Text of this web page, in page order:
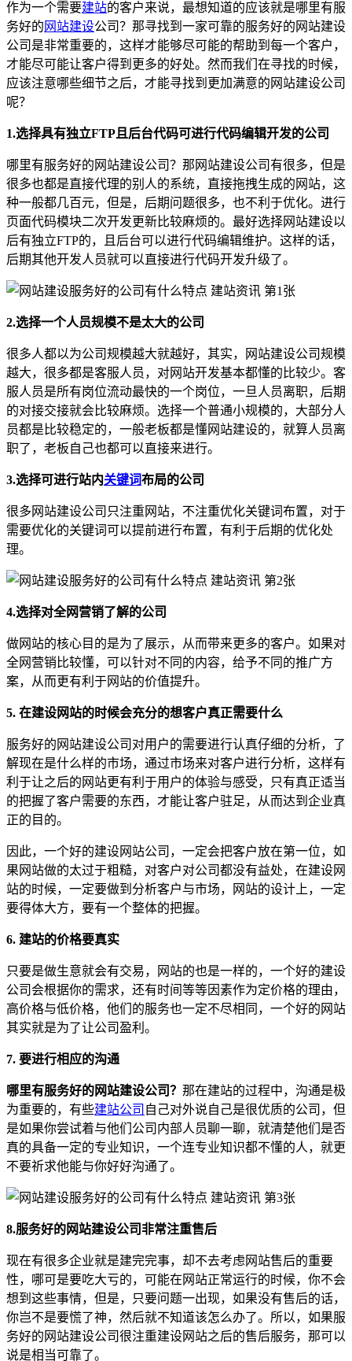
作为一个需要建站的客户来说，最想知道的应该就是哪里有服
务好的 网站建设公司？那寻找到一家可靠的服务好的网站建设
公司是非常重要的，这样才能够尽可能的帮助到每一个客户，
才能尽可能让客户得到更多的好处。然而我们在寻找的时候，
应该注意哪些细节之后，才能寻找到更加满意的网站建设公司
呢？
1.选择具有独立FTP且后台代码可进行代码编辑开发的公司
哪里有服务好的网站建设公司？那网站建设公司有很多，但是
很多也都是直接代理的别人的系统，直接拖拽生成的网站，这
种一般都几百元，但是，后期问题很多，也不利于优化。进行
页面代码模块二次开发更新比较麻烦的。最好选择网站建设以
后有独立FTP的，且后台可以进行代码编辑维护。这样的话，
后期其他开发人员就可以直接进行代码开发升级了。
2.选择一个人员规模不是太大的公司
很多人都以为公司规模越大就越好，其实，网站建设公司规模
越大，很多都是客服人员，对网站开发基本都懂的比较少。客
服人员是所有岗位流动最快的一个岗位，一旦人员离职，后期
的对接交接就会比较麻烦。选择一个普通小规模的，大部分人
员都是比较稳定的，一般老板都是懂网站建设的，就算人员离
职了，老板自己也都可以直接来进行。
3.选择可进行站内关键词布局的公司
很多网站建设公司只注重网站，不注重优化关键词布置，对于
需要优化的关键词可以提前进行布置，有利于后期的优化处
理。
4.选择对全网营销了解的公司
做网站的核心目的是为了展示，从而带来更多的客户。如果对
全网营销比较懂，可以针对不同的内容，给予不同的推广方
案，从而更有利于网站的价值提升。
5. 在建设网站的时候会充分的想客户真正需要什么
服务好的网站建设公司对用户的需要进行认真仔细的分析，了
解现在是什么样的市场，通过市场来对客户进行分析，这样有
利于让之后的网站更有利于用户的体验与感受，只有真正适当
的把握了客户需要的东西，才能让客户驻足，从而达到企业真
正的目的。
因此，一个好的建设网站公司，一定会把客户放在第一位，如
果网站做的太过于粗糙，对客户对公司都没有益处，在建设网
站的时候，一定要做到分析客户与市场，网站的设计上，一定
要得体大方，要有一个整体的把握。
6. 建站的价格要真实
只要是做生意就会有交易，网站的也是一样的，一个好的建设
公司会根据你的需求，还有时间等等因素作为定价格的理由，
高价格与低价格，他们的服务也一定不尽相同，一个好的网站
其实就是为了让公司盈利。
7. 要进行相应的沟通
哪里有服务好的网站建设公司？ 那在建站的过程中，沟通是极
为重要的，有些建站公司 自己对外说自己是很优质的公司，但
是如果你尝试着与他们公司内部人员聊一聊，就清楚他们是否
真的具备一定的专业知识，一个连专业知识都不懂的人，就更
不要祈求他能与你好好沟通了。
8.服务好的网站建设公司非常注重售后
现在有很多企业就是建完完事，却不去考虑网站售后的重要
性，哪可是要吃大亏的，可能在网站正常运行的时候，你不会
想到这些事情，但是，只要问题一出现，如果没有售后的话，
你岂不是要慌了神，然后就不知道该怎么办了。所以，如果服
务好的网站建设公司很注重建设网站之后的售后服务，那可以
说是相当可靠了。